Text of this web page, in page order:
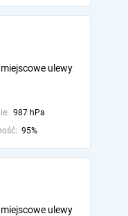
ulewy
987 hPa
95%
ulewy